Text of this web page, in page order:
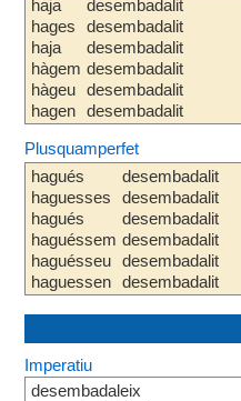
haja
hages
haja
hàgem
hàgeu
hagen
desembadalit
desembadalit
desembadalit
desembadalit
desembadalit
desembadalit
Plusquamperfet
hagués
haguesses
hagués
haguéssem
haguésseu
haguessen
desembadalit
desembadalit
desembadalit
desembadalit
desembadalit
desembadalit
Imperatiu
desembadaleix